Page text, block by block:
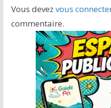
Vous devez vous
commentaire.